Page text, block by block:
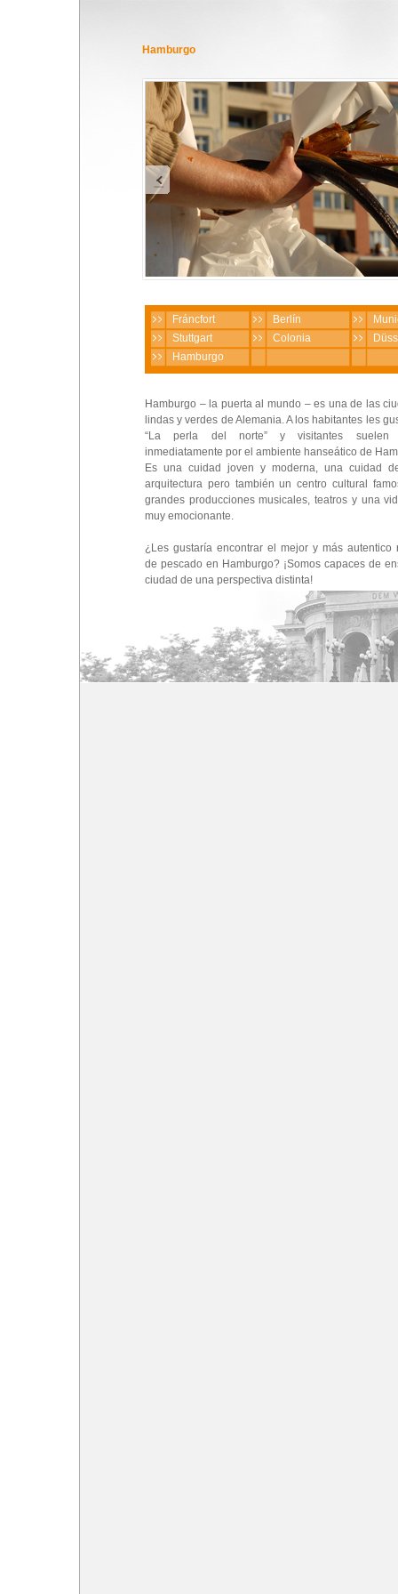
Hamburgo
Fráncfort Berlín
Stuttgart
Colonia
Hamburgo
Hamburgo – la puerta al mundo – es una de las
lindas y verdes de Alemania. A los habitantes les
“La perla del norte” y visitantes suelen
inmediatamente por el ambiente hanseático de
Es una cuidad joven y moderna, una cuidad
arquitectura pero también un centro cultural
grandes producciones musicales, teatros y una
muy emocionante.
¿Les gustaría encontrar el mejor y más autentico
de pescado en Hamburgo? ¡Somos capaces de
ciudad de una perspectiva distinta!